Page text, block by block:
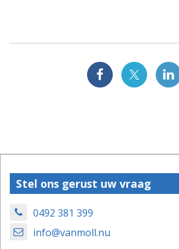
Stel ons gerust uw vraag
0492 381 399
info@vanmoll.nu